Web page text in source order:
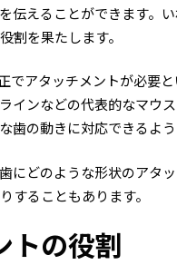
伝えることができます。
割を果たします。
でアタッチメントが必要
インなどの代表的なマウ
歯の動きに対応できるよう
にどのような形状のアタ
することもあります。
トの役割